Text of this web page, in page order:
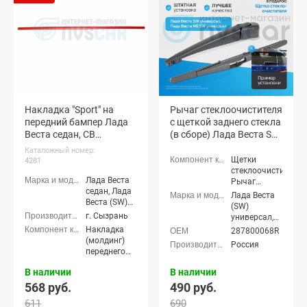
Лада Веста
(SW)
Икс-рэй,
Лада Икс-
рэй Кросс,
универсал
Лада Калина
седан (ВАЗ
1118), Лада
Калина
хэтчбек (ВАЗ
1119), Лада
Калина
Спорт
Кросс седан,
Лада Веста
(SW)
универсал,
Лада Веста
(SW) Кросс
универсал,
Лада Веста
Спорт
Накладка "Sport" на
передний бампер Лада
Веста седан, СВ
универсал (красная)
Каталожный номер:
4281
Лада Веста
седан, Лада
Веста (SW)
универсал
г. Сызрань
Накладка
(молдинг)
переднего
В наличии
568 руб.
611
Рычаг стеклоочистителя
с щеткой заднего стекла
(в сборе) Лада Веста SW
Щетки
стеклоочистителя,
Рычаг
стеклоочистителя
с щеткой
Лада Веста
(SW)
универсал,
Лада Веста
(SW) Кросс
универсал
287800068R
Россия
В наличии
490 руб.
690